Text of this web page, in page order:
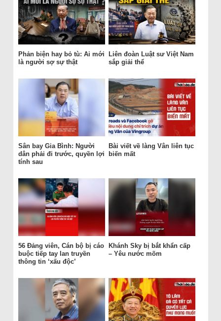
Phản biện hay bỏ tù: Ai mới
là người sợ sự thật
Liên đoàn Luật sư Việt Nam
sắp giải thể
Sân bay Gia Bình: Người
dân phải đi trước, quyền lợi
tính sau
Bài viết về làng Vân liên tục
biến mất
56 Đảng viên, Cán bộ bị cáo
buộc tiếp tay lan truyền
thông tin ‘xấu độc’
Khánh Sky bị bắt khẩn cấp
– Yêu nước mõm